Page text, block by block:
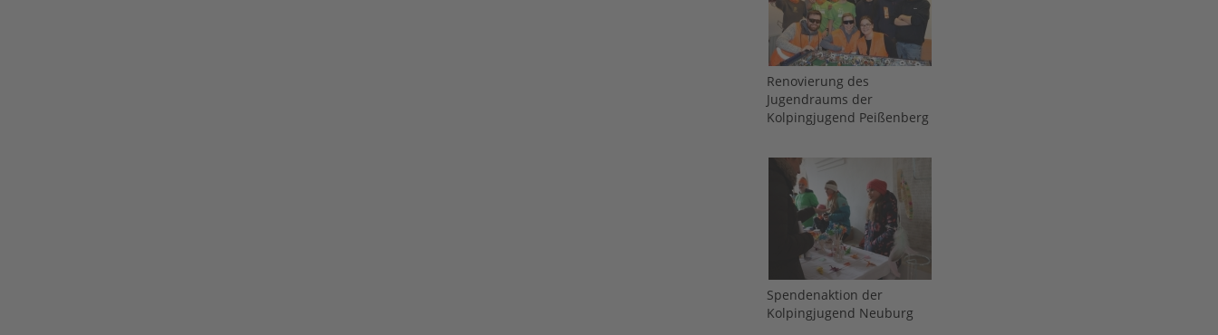
Renovierung des
Jugendraums der
Kolpingjugend Peißenberg
Spendenaktion der
Kolpingjugend Neuburg